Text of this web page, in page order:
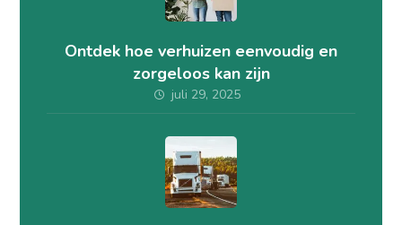
Ontdek hoe verhuizen eenvoudig en
zorgeloos kan zijn
juli 29, 2025